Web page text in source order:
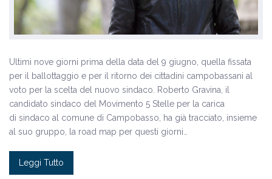
Ultimi nove giorni prima della data del 9 giugno, quella fissata
per il ballottaggio e per il ritorno dei cittadini campobassani al
voto per la scelta del nuovo sindaco. Roberto Gravina, il
candidato sindaco del Movimento 5 Stelle per la carica
di sindaco al comune di Campobasso, ha già tracciato, insieme
al suo gruppo, la road map per questi giorni…
Leggi Tutto